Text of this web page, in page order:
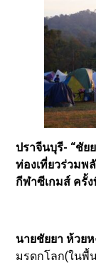
ปราจีนบุรี- “ชัย
ท่องเที่ยวร่วมพ
กีฬาซีเกมส์ ครั้
นายชัยยา ห้วย
มรดกโลก(ในพื้